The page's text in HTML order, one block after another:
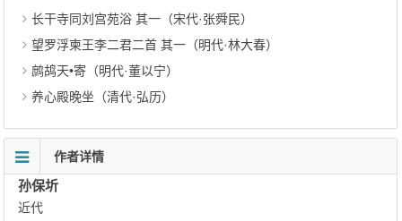
长干寺同刘宫苑浴 其一（宋代·张舜民）
望罗浮柬王李二君二首 其一（明代·林大春）
鹧鸪天•寄（明代·董以宁）
养心殿晚坐（清代·弘历）
作者详情
孙保圻
近代